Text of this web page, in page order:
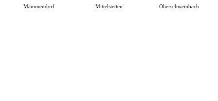
Mammendorf Mittelstetten Oberschweinbach